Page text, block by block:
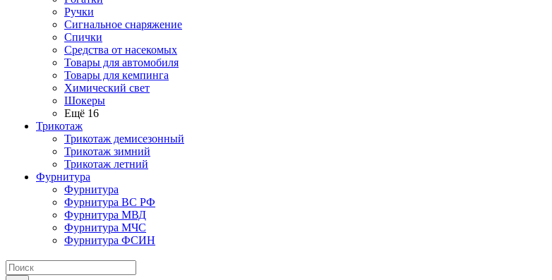
Ручки
Сигнальное снаряжение
Спички
Средства от насекомых
Товары для автомобиля
Товары для кемпинга
Химический свет
Шокеры
Ещё 16
Трикотаж
Трикотаж демисезонный
Трикотаж зимний
Трикотаж летний
Фурнитура
Фурнитура
Фурнитура ВС РФ
Фурнитура МВД
Фурнитура МЧС
Фурнитура ФСИН